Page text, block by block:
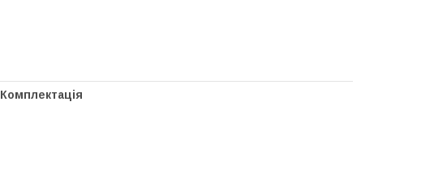
Комплектація